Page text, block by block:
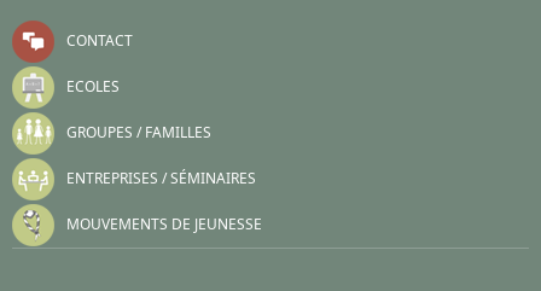
CONTACT
ECOLES
GROUPES / FAMILLES
ENTREPRISES / SÉMINAIRES
MOUVEMENTS DE JEUNESSE